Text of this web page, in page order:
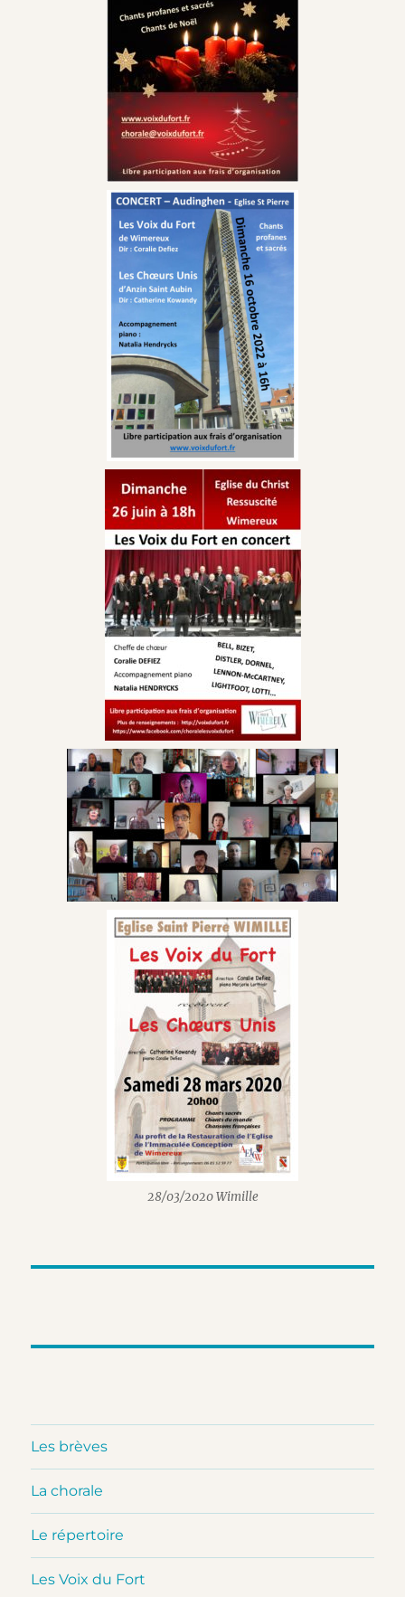
28/03/2020 Wimille
Les brèves
La chorale
Le répertoire
Les Voix du Fort